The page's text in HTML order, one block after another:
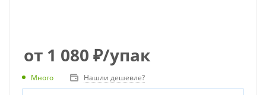
от 1 080 ₽/упак
Много Нашли дешевле?